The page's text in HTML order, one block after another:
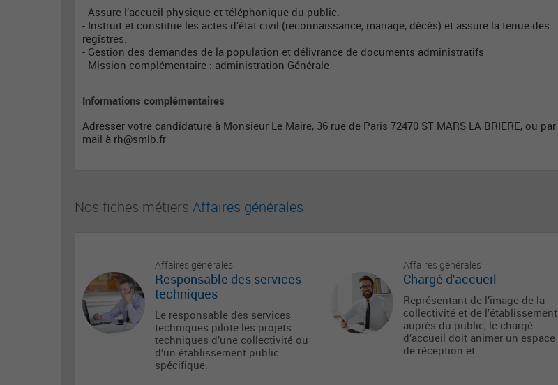
- Assure l’accueil physique et téléphonique du public.
- Instruit et constitue les actes d’état civil (reconnaissance, mariage, décès) et assure la tenue des
registres.
- Gestion des demandes de la population et délivrance de documents administratifs
- Mission complémentaire : administration Générale
Informations complémentaires
Adresser votre candidature à Monsieur Le Maire, 36 rue de Paris 72470 ST MARS LA BRIERE, ou par
mail à rh@smlb.fr
Nos fiches métiers Affaires générales
Affaires générales
Responsable des services
techniques
Le responsable des services
techniques pilote les projets
techniques d’une collectivité ou
d’un établissement public
spécifique.
Affaires générales
Chargé d'accueil
Représentant de l’image de la
collectivité et de l’établissement
auprès du public, le chargé
d’accueil doit animer un espace
de réception et...